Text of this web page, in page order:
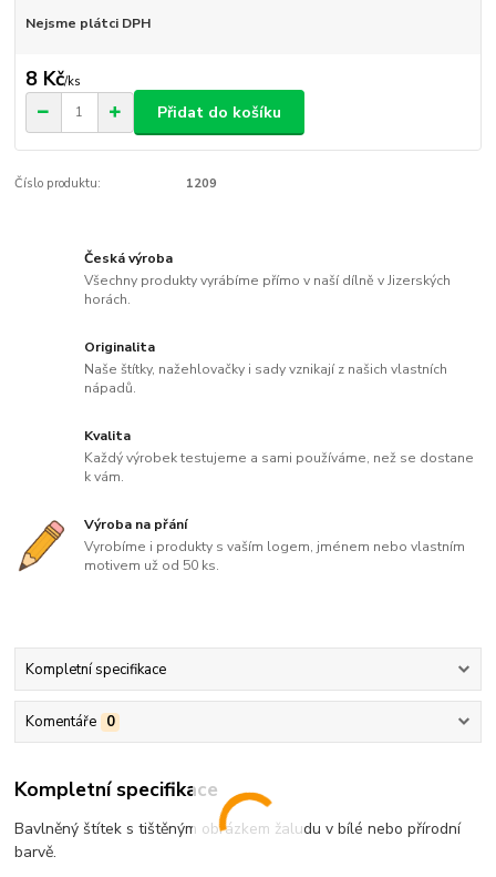
Nejsme plátci DPH
8 Kč/ks
Přidat do košíku
Číslo produktu: 1209
Česká výroba
Všechny produkty vyrábíme přímo v naší dílně v Jizerských
horách.
Originalita
Naše štítky, nažehlovačky i sady vznikají z našich vlastních
nápadů.
Kvalita
Každý výrobek testujeme a sami používáme, než se dostane
k vám.
Výroba na přání
Vyrobíme i produkty s vaším logem, jménem nebo vlastním
motivem už od 50 ks.
Kompletní specifikace
Komentáře 0
Kompletní specifikace
Bavlněný štítek s tištěným obrázkem žaludu v bílé nebo přírodní
barvě.